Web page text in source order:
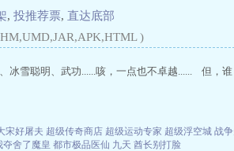
, 投推荐票, 直达底部
)
雪聪明、武功......咳，一点也不卓越...... 但，谁
宋好屠夫 超级传奇商店 超级运动专家 超级浮空城 战
夺舍了魔皇 都市极品医仙 九天 酋长别打脸